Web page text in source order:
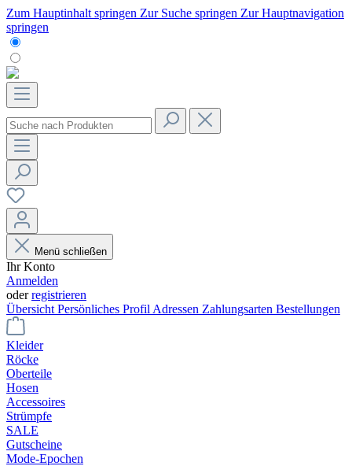
Zum Hauptinhalt springen Zur Suche springen Zur Hauptnavigation
springen
Menü schließen
Ihr Konto
Anmelden
oderregistrieren
Übersicht Persönliches Profil Adressen Zahlungsarten Bestellungen
Kleider
Röcke
Oberteile
Hosen
Accessoires
Strümpfe
SALE
Gutscheine
Mode-Epochen